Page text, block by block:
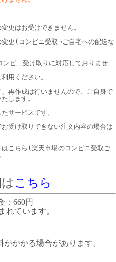
更はお受けできません。
更(コンビニ受取→ご自宅への配送な
ビ二受け取りに対応しておりませ
用ください。
再作成は行いませんので、ご自身で
します。
サービスです。
受け取りできない注文内容の場合は
こちら(楽天市場のコンビニ受取ご
こちら
660円
れています。
かかる場合があります。